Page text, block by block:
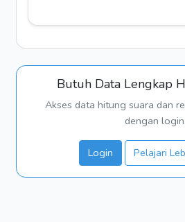
Butuh Data Lengkap
Akses data hitung suara dan
dengan login.
Login Pelajari